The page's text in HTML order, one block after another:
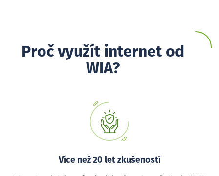
Proč využít internet od
WIA?
Více než 20 let zkušeností